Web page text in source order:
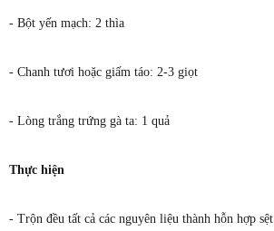
- Bột yến mạch: 2 thìa
- Chanh tươi hoặc giấm táo: 2-3 giọt
- Lòng trắng trứng gà ta: 1 quả
Thực hiện
- Trộn đều tất cả các nguyên liệu thành hỗn hợp sệt